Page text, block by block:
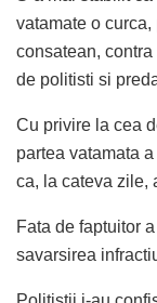
vatamate o
consatean,
de politisti si
Cu privire la cea
partea vatamata
ca, la cateva zile,
Fata de faptuitor
savarsirea